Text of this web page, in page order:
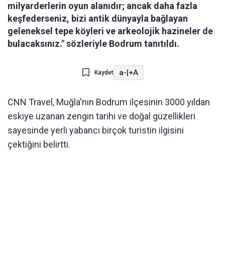
milyarderlerin oyun alanıdır; ancak daha fazla
keşfederseniz, bizi antik dünyayla bağlayan
geleneksel tepe köyleri ve arkeolojik hazineler de
bulacaksınız." sözleriyle Bodrum tanıtıldı.
Kaydet a-|+A
CNN Travel, Muğla'nın Bodrum il çesinin 3000 yıldan
eskiye uzanan zengin tarihi ve doğal güzellikleri
sayesinde yerli yabancı birçok turistin ilgisini
çektiğini belirtti.